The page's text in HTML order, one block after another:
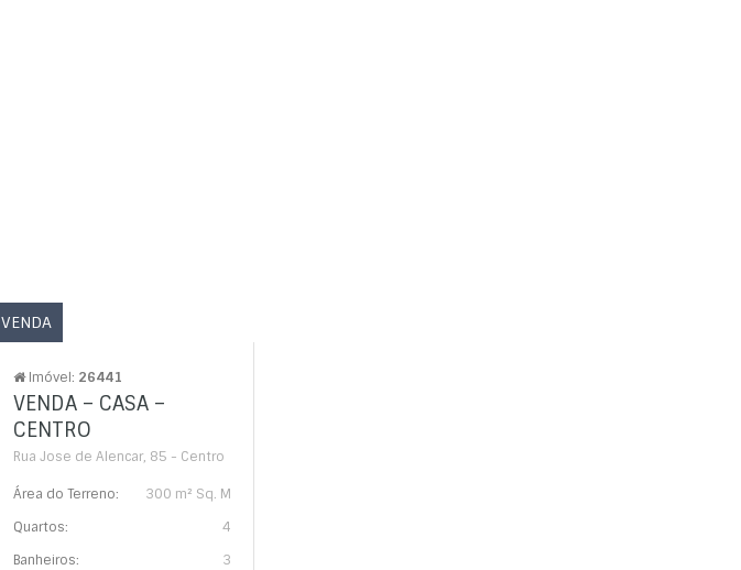
VENDA
Imóvel: 26441
VENDA – CASA –
CENTRO
Rua Jose de Alencar, 85 - Centro
Área do Terreno:
300 m² Sq. M
Quartos:
4
Banheiros:
3